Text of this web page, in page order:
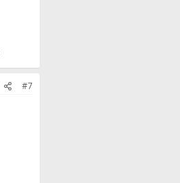
#7